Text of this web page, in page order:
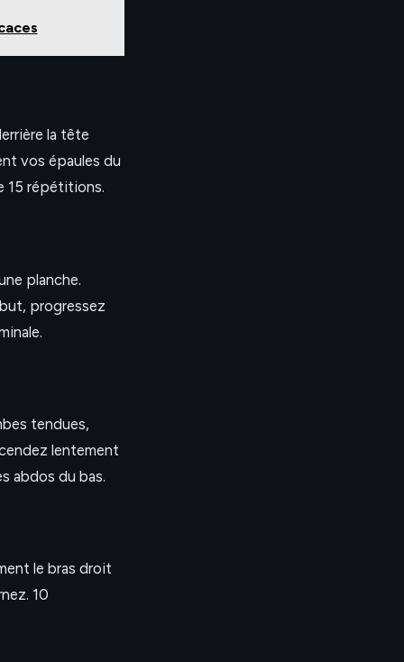
la tête
vos épaules du
15 répétitions.
planche.
progressez
tendues,
lentement
abdos du bas.
le bras droit
10